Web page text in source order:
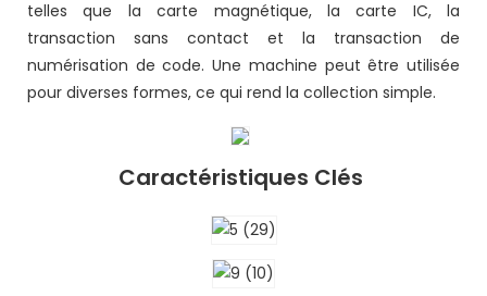
telles que la carte magnétique, la carte IC, la
transaction sans contact et la transaction de
numérisation de code. Une machine peut être utilisée
pour diverses formes, ce qui rend la collection simple.
Caractéristiques Clés